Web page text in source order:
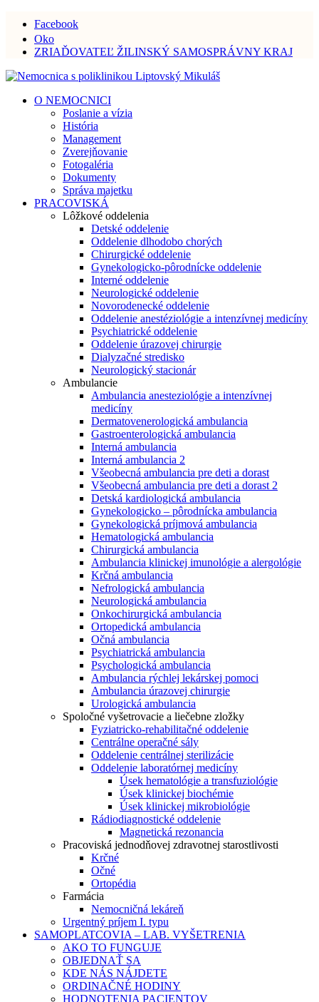
Facebook
Oko
ZRIAĎOVATEĽ ŽILINSKÝ SAMOSPRÁVNY KRAJ
O NEMOCNICI
Poslanie a vízia
História
Management
Zverejňovanie
Fotogaléria
Dokumenty
Správa majetku
PRACOVISKÁ
Lôžkové oddelenia
Detské oddelenie
Oddelenie dlhodobo chorých
Chirurgické oddelenie
Gynekologicko-pôrodnícke oddelenie
Interné oddelenie
Neurologické oddelenie
Novorodenecké oddelenie
Oddelenie anestéziológie a intenzívnej medicíny
Psychiatrické oddelenie
Oddelenie úrazovej chirurgie
Dialyzačné stredisko
Neurologický stacionár
Ambulancie
Ambulancia anesteziológie a intenzívnej
medicíny
Dermatovenerologická ambulancia
Gastroenterologická ambulancia
Interná ambulancia
Interná ambulancia 2
Všeobecná ambulancia pre deti a dorast
Všeobecná ambulancia pre deti a dorast 2
Detská kardiologická ambulancia
Gynekologicko – pôrodnícka ambulancia
Gynekologická príjmová ambulancia
Hematologická ambulancia
Chirurgická ambulancia
Ambulancia klinickej imunológie a alergológie
Krčná ambulancia
Nefrologická ambulancia
Neurologická ambulancia
Onkochirurgická ambulancia
Ortopedická ambulancia
Očná ambulancia
Psychiatrická ambulancia
Psychologická ambulancia
Ambulancia rýchlej lekárskej pomoci
Ambulancia úrazovej chirurgie
Urologická ambulancia
Spoločné vyšetrovacie a liečebne zložky
Fyziatricko-rehabilitačné oddelenie
Centrálne operačné sály
Oddelenie centrálnej sterilizácie
Oddelenie laboratórnej medicíny
Úsek hematológie a transfuziológie
Úsek klinickej biochémie
Úsek klinickej mikrobiológie
Rádiodiagnostické oddelenie
Magnetická rezonancia
Pracoviská jednodňovej zdravotnej starostlivosti
Krčné
Očné
Ortopédia
Farmácia
Nemocničná lekáreň
Urgentný príjem I. typu
SAMOPLATCOVIA – LAB. VYŠETRENIA
AKO TO FUNGUJE
OBJEDNAŤ SA
KDE NÁS NÁJDETE
ORDINAČNÉ HODINY
HODNOTENIA PACIENTOV